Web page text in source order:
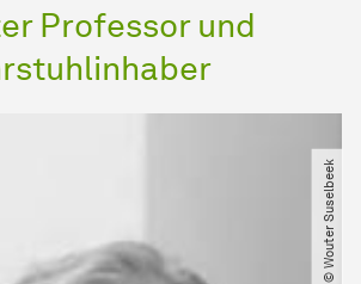
Professor und
© Wouter Suselbeek